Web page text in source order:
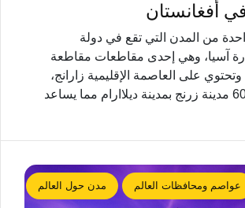
أفغانستان
من المدن التي تقع في دولة
آسيا، وهي إحدى مقاطعات مقاطعة
على العاصمة الإقليمية زارانج،
عواصم ومحافظات العالم مدن حول العالم